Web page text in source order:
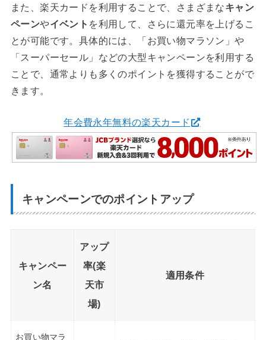
また、楽天カードを利用することで、さまざまなキャン
ペーンやイベント を利用して、さらに還元率を上げるこ
とが可能です。具体的には、「お買い物マラソン」や
「スーパーセール」などの大型キャンペーンを利用する
ことで、通常よりも多くのポイントを獲得することがで
きます。
年会費永年無料の楽天カード
キャンペーンでのポイントアップ
キャンペー
ン名
アップ
率(楽
天市
場)
適用条件
お買い物マラ